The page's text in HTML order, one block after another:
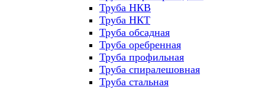
Труба НКВ
Труба НКТ
Труба обсадная
Труба оребренная
Труба профильная
Труба спиралешовная
Труба стальная